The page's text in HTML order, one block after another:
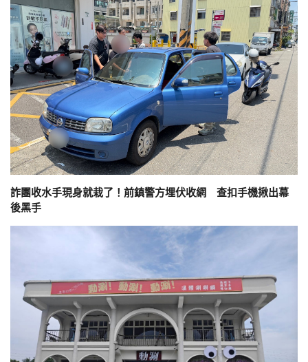
詐團收水手現身就栽了！前鎮警方埋伏收網 查扣手機揪出幕
後黑手